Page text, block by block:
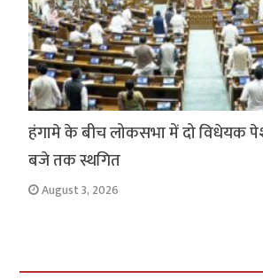
हंगामे के बीच लोकसभा में दो विधेयक
बजे तक स्थगित
August 3, 2026